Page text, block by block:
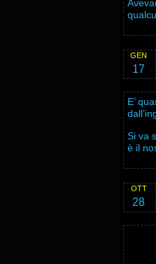
GEN
17
E’
Si va
è il
OTT
28